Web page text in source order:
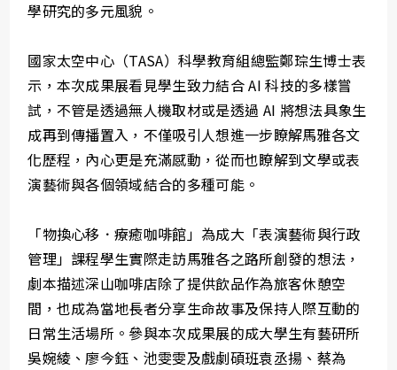
學研究的多元風貌。
國家太空中心（TASA）科學教育組總監鄭琮生博士表
示，本次成果展看見學生致力結合 AI 科技的多樣嘗
試，不管是透過無人機取材或是透過 AI 將想法具象生
成再到傳播置入，不僅吸引人想進一步瞭解馬雅各文
化歷程，內心更是充滿感動，從而也瞭解到文學或表
演藝術與各個領域結合的多種可能。
「物換心移．療癒咖啡館」為成大「表演藝術與行政
管理」課程學生實際走訪馬雅各之路所創發的想法，
劇本描述深山咖啡店除了提供飲品作為旅客休憩空
間，也成為當地長者分享生命故事及保持人際互動的
日常生活場所。參與本次成果展的成大學生有藝研所
吳婉綾、廖今鈺、池雯雯及戲劇碩班袁丞揚、蔡為